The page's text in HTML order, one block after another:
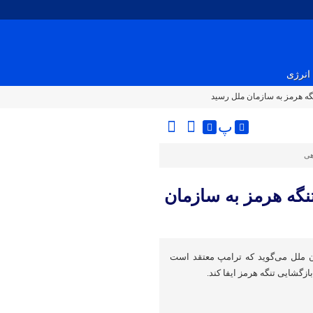
انرژی
هرمز به سازمان ملل رسید
پ
هرمز به سازمان
ملل می‌گوید که ترامپ معتقد است
تنگه هرمز ایفا کند.